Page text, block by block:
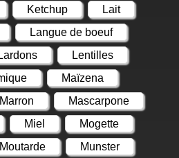
Ketchup
Lait
Langue de boeuf
Lardons
Lentilles
Maïzena
Marron
Mascarpone
Miel
Mogette
Moutarde
Munster